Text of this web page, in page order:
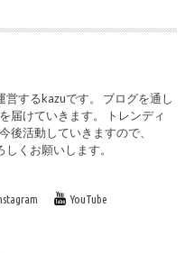
するkazuです。 ブログを通し
届けていきます。 トレンディ
後活動していきますので、
くお願いします。
YouTube